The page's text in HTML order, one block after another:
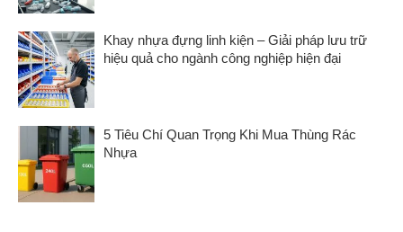
Khay nhựa đựng linh kiện – Giải pháp lưu trữ
hiệu quả cho ngành công nghiệp hiện đại
5 Tiêu Chí Quan Trọng Khi Mua Thùng Rác
Nhựa